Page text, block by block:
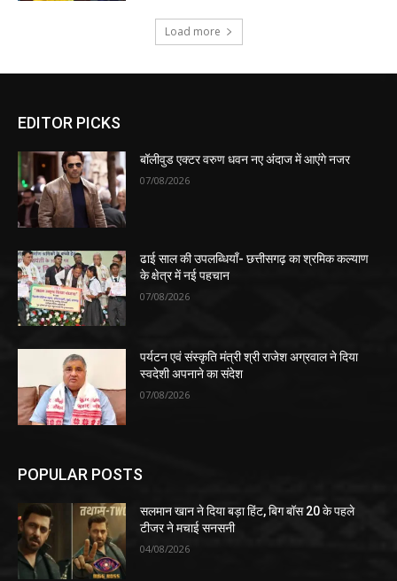
Load more
EDITOR PICKS
बॉलीवुड एक्टर वरुण धवन नए अंदाज में आएंगे नजर
07/08/2026
ढाई साल की उपलब्धियाँ- छत्तीसगढ़ का श्रमिक कल्याण
के क्षेत्र में नई पहचान
07/08/2026
पर्यटन एवं संस्कृति मंत्री श्री राजेश अग्रवाल ने दिया
स्वदेशी अपनाने का संदेश
07/08/2026
POPULAR POSTS
सलमान खान ने दिया बड़ा हिंट, बिग बॉस 20 के पहले
टीजर ने मचाई सनसनी
04/08/2026